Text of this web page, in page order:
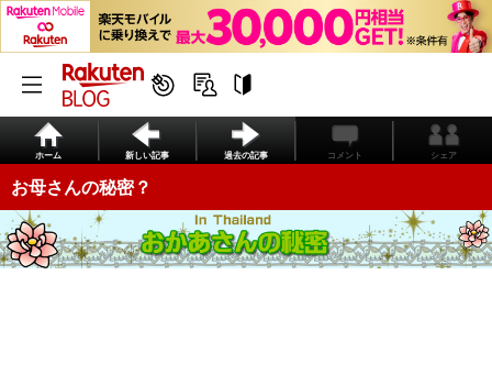
ホーム 新しい記事 過去の記事 コメント シェア
お母さんの秘密？